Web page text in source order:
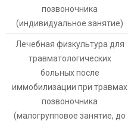
позвоночника
(индивидуальное занятие)
Лечебная физкультура для
травматологических
больных после
иммобилизации при травмах
позвоночника
(малогрупповое занятие, до